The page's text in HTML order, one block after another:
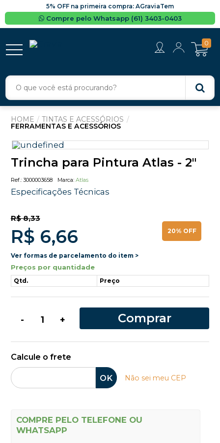
5% OFF na primeira compra: AGraviaTem
Compre pelo Whatsapp (61) 3403-0403
0
TINTAS E ACESSÓRIOS
FERRAMENTAS E ACESSÓRIOS
Trincha para Pintura Atlas - 2"
3000003658 Atlas
Especificações Técnicas
20% OFF
R$ 8,33
R$ 6,66
Ver formas de parcelamento do item >
Preços por quantidade
Qtd. Preço
- + Comprar
Calcule o frete
OK Não sei meu CEP
COMPRE PELO TELEFONE OU
WHATSAPP